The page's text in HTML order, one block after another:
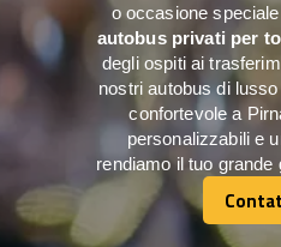
o occasione
autobus privati per
degli ospiti ai
nostri autobus di
confortevole a
personalizzabili e
rendiamo il tuo